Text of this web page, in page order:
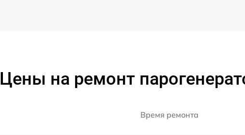
Цены на ремонт
Время ремонта